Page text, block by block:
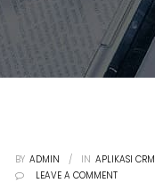
BY ADMIN / IN APLIKASI CRM
LEAVE A COMMENT